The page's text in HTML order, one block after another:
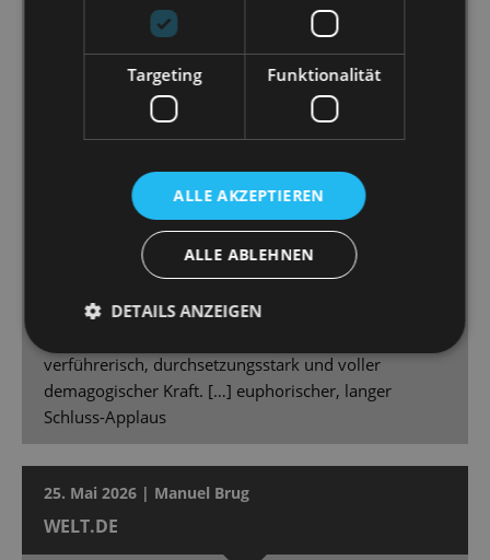
Ausstattung geschaffen, die viele große, fesselnde
Bilder baut. […] Mit der raffiniert genutzten
Bühnentechnik gelingt immer wieder auch der Blick
„hinter die Kulissen“, wird die Perspektive auf der
Rückseite der glänzenden Fassade gezeigt. Genau
Choreografen Simon Eichenberger offensichtlich
wichtig. [...] Gero Wendorff gibt den wissenden,
manchmal zynischen Kommentator. [...] Marcus
Günzel […] spielt und singt Perón souverän und
wechselt glaubwürdig vom harten Diktator zum
liebenden Ehemann […] Sybille Lambrich kombiniert
verführerisch, durchsetzungsstark und voller
demagogischer Kraft. […] euphorischer, langer
Schluss-Applaus
25. Mai 2026 | Manuel Brug
WELT.DE
Targeting Funktionalität
ALLE AKZEPTIEREN
ALLE ABLEHNEN
DETAILS ANZEIGEN